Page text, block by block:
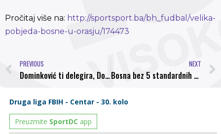
Pročitaj više na: http://sportsport.ba/bh_fudbal/velika-
pobjeda-bosne-u-orasju/174473
PREVIOUS
Dominković ti delegira, Dominković ti sudi….otvoreno pismo NS FBiH
NEXT
Bosna bez 5 standardnih prvotimaca razbila Orašje na njihovom terenu